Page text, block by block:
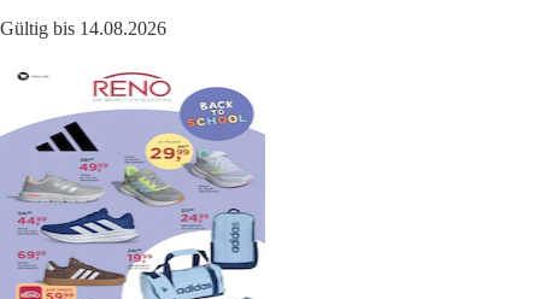
Gültig bis 14.08.2026